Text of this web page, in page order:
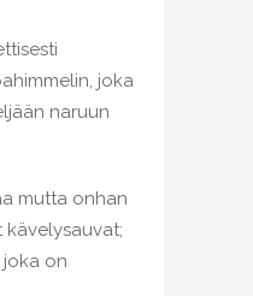
joka
naruun
mutta onhan
kävelysauvat;
on